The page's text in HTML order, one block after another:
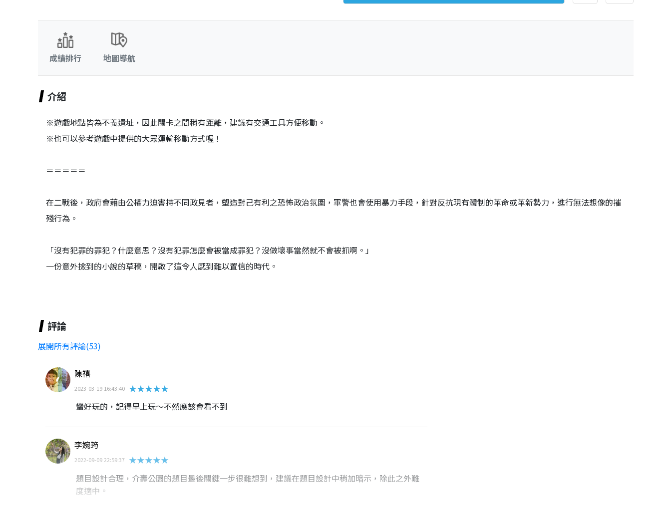
成績排行 地圖導航
介紹
※遊戲地點皆為不義遺址，因此關卡之間稍有距離，建議有交通工具方便移動。
※也可以參考遊戲中提供的大眾運輸移動方式喔！
＝＝＝＝＝
在二戰後，政府會藉由公權力迫害持不同政見者，塑造對己有利之恐怖政治氛圍，軍警也會使用暴力手段，針對反抗現有體制的革命或革新勢力，進行無法想像的摧
殘行為。
「沒有犯罪的罪犯？什麼意思？沒有犯罪怎麼會被當成罪犯？沒做壞事當然就不會被抓啊。」
一份意外撿到的小說的草稿，開啟了這令人感到難以置信的時代。
評論
展開所有評論(53)
陳禧
2023-03-19 16:43:40 ★★★★★
蠻好玩的，記得早上玩～不然應該會看不到
李婉筠
2022-09-09 22:59:37
★★★★★
題目設計合理，介壽公園的題目最後關鍵一步很難想到，建議在題目設計中稍加暗示，除此之外難
度適中。